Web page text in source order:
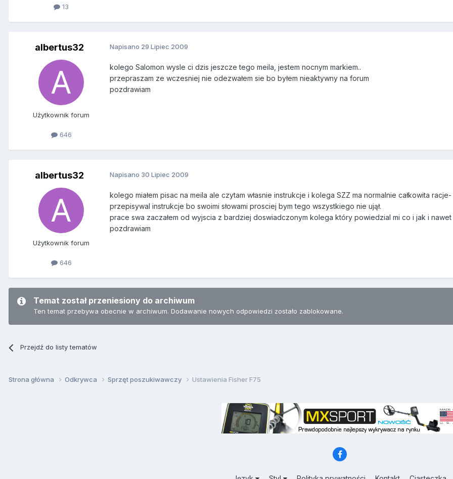
13
albertus32
Użytkownik forum
646
Napisano 29 Lipiec 2009
kolego Salomon wysle ci dzis jeszcze tego meila, jestem nocnym markiem..
przepraszam ze wczesniej nie odezwałem sie bo byłem nieaktywny na forum
pozdrawiam
albertus32
Użytkownik forum
646
Napisano 30 Lipiec 2009
kolego miałem pisac na meila ale czytam własnie instrukcje i kolega SZZ ma normalnie całkowita
przepisywal instrukcje bo swoimi słowami prosciej bym tego wszystkiego nie ujął.
prace swa zaczałem od wyjscia z bardziej doswiadczonym kolega który powiedzial mi co i jak i
pozdrawiam
Temat został przeniesiony do archiwum
Ten temat przebywa obecnie w archiwum. Dodawanie nowych odpowiedzi zostało zablokowane.
Przejdź do listy tematów
Strona główna Odkrywca Sprzęt poszukiwawczy Ustawienia Fisher F75